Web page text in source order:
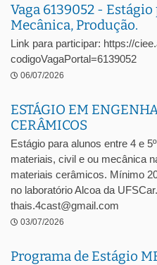
Vaga 6139052 -
Mecânica, Produção.
Link para participar: https://
codigoVagaPortal=6139052
06/07/2026
ESTÁGIO EM
CERÂMICOS
Estágio para alunos entre 4 e
materiais, civil e ou mecânica
materiais cerâmicos. Mínimo
no laboratório Alcoa da
thais.4cast@gmail.com
03/07/2026
Programa de Estágio